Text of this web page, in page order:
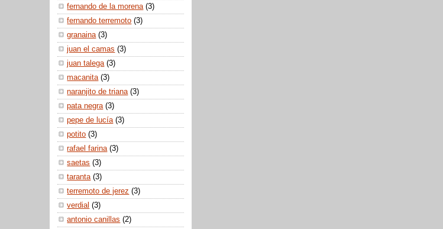
fernando de la morena (3)
fernando terremoto (3)
granaina (3)
juan el camas (3)
juan talega (3)
macanita (3)
naranjito de triana (3)
pata negra (3)
pepe de lucía (3)
potito (3)
rafael farina (3)
saetas (3)
taranta (3)
terremoto de jerez (3)
verdial (3)
antonio canillas (2)